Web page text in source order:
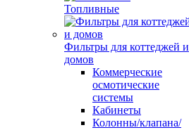
Топливные
Фильтры для коттеджей и
домов
Коммерческие
осмотические
системы
Кабинеты
Колонны/клапана/